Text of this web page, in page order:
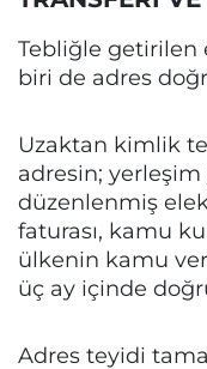
Tebliğle getirilen
biri de adres
Uzaktan kimlik
adresin;
düzenlenmiş
faturası, kamu
ülkenin kamu
üç ay içinde
Adres teyidi